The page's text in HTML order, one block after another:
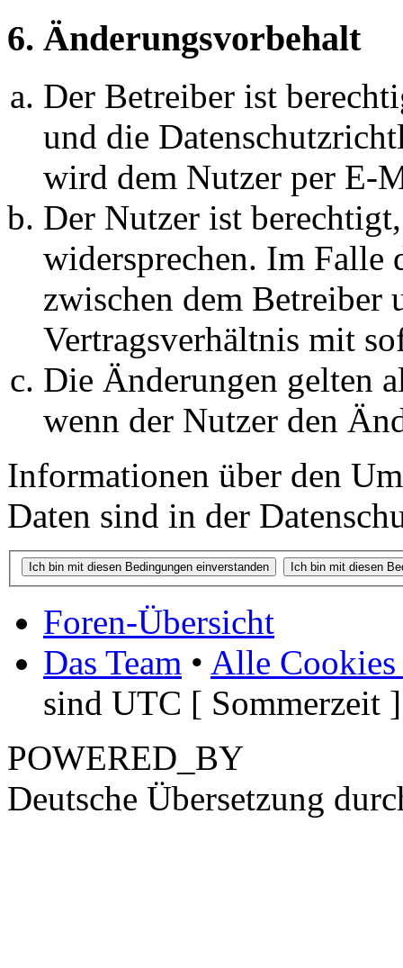
6. Änderungsvorbehalt
Der Betreiber ist
und die
wird dem Nutzer per E-
Der Nutzer ist
widersprechen. Im Falle
zwischen dem Betreiber
Vertragsverhältnis mit
Die Änderungen gelten
wenn der Nutzer den
Informationen über den
Daten sind in der
Foren-Übersicht
Das Team • Alle Cookies
sind UTC [ Sommerzeit ]
POWERED_BY
Deutsche Übersetzung